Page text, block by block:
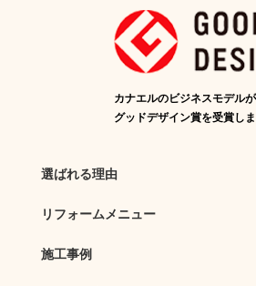
カナエルのビジネスモデルが
グッドデザイン賞を受賞しま
選ばれる理由
リフォームメニュー
施工事例